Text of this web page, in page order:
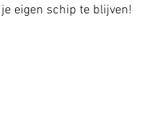
eigen schip te blijven!